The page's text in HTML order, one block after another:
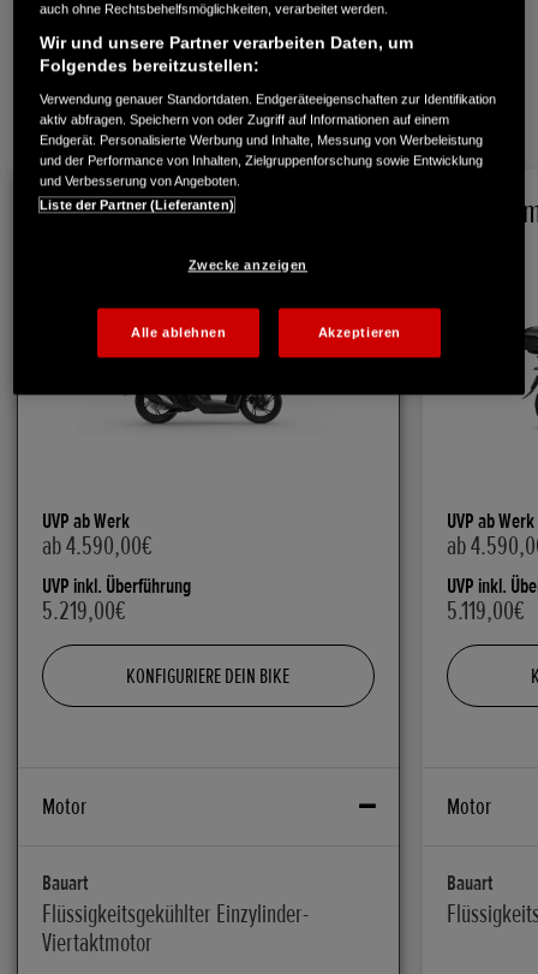
Technische Daten
1/2
SH150i Smart Key Top Case
UVP ab Werk
ab 4.590,00€
UVP inkl. Überführung
5.219,00€
KONFIGURIERE DEIN BIKE
Motor
Bauart
Flüssigkeitsgekühlter Einzylinder-
Viertaktmotor
UVP ab Werk
ab
UVP inkl.
5.119,00€
Motor
Bauart
auch ohne Rechtsbehelfsmöglichkeiten, verarbeitet werden.
Wir und unsere Partner verarbeiten Daten, um
Folgendes bereitzustellen:
Verwendung genauer Standortdaten. Endgeräteeigenschaften zur Identifikation
aktiv abfragen. Speichern von oder Zugriff auf Informationen auf einem
Endgerät. Personalisierte Werbung und Inhalte, Messung von Werbeleistung
und der Performance von Inhalten, Zielgruppenforschung sowie Entwicklung
und Verbesserung von Angeboten.
Liste der Partner (Lieferanten)
Zwecke anzeigen
Alle ablehnen Akzeptieren